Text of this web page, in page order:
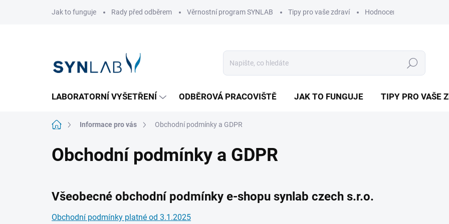
Jak to funguje Rady před odběrem Věrnostní program SYNLAB Tipy pro vaše zdraví Hodnocení obchodu
Hledat
LABORATORNÍ VYŠETŘENÍ ODBĚROVÁ PRACOVIŠTĚ JAK TO FUNGUJE TIPY PRO VAŠE
Domů Informace pro vás Obchodní podmínky a GDPR
Obchodní podmínky a GDPR
Všeobecné obchodní podmínky e-shopu synlab czech s.r.o.
Obchodní podmínky platné od 3.1.2025